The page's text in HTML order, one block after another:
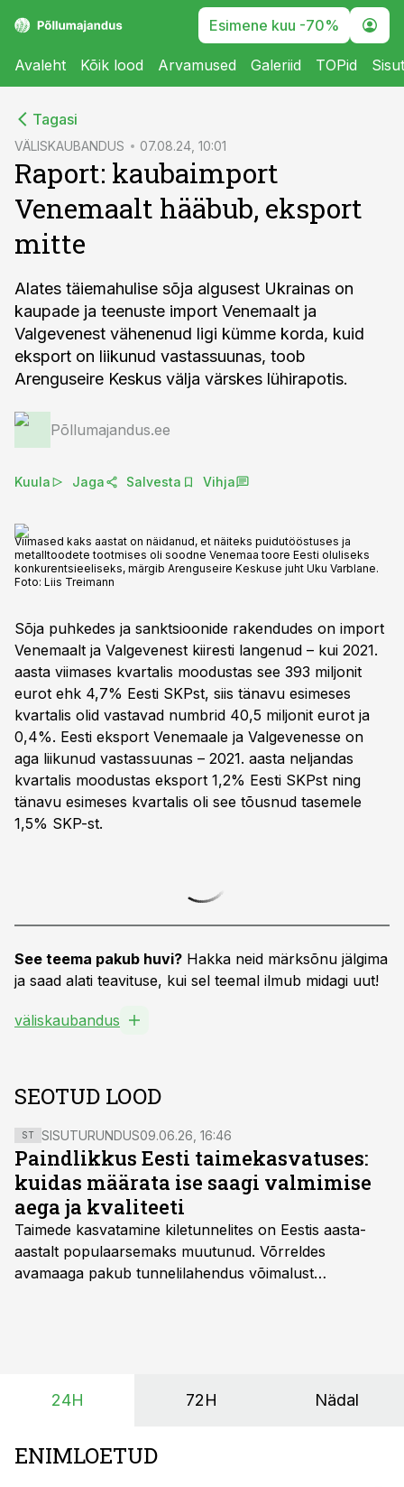
Esimene kuu -70%
Avaleht Kõik lood Arvamused Galeriid TOPid
Tagasi
VÄLISKAUBANDUS 07.08.24, 10:01
Raport: kaubaimport
Venemaalt hääbub, eksport
mitte
Alates täiemahulise sõja algusest Ukrainas on
kaupade ja teenuste import Venemaalt ja
Valgevenest vähenenud ligi kümme korda, kuid
eksport on liikunud vastassuunas, toob
Arenguseire Keskus välja värskes lühirapotis.
Põllumajandus.ee
Kuula Jaga Salvesta Vihja
Viimased kaks aastat on näidanud, et näiteks puidutööstuses ja
metalltoodete tootmises oli soodne Venemaa toore Eesti oluliseks
konkurentsieeliseks, märgib Arenguseire Keskuse juht Uku Varblane.
Foto: Liis Treimann
Sõja puhkedes ja sanktsioonide rakendudes on import
Venemaalt ja Valgevenest kiiresti langenud – kui 2021.
aasta viimases kvartalis moodustas see 393 miljonit
eurot ehk 4,7% Eesti SKPst, siis tänavu esimeses
kvartalis olid vastavad numbrid 40,5 miljonit eurot ja
0,4%. Eesti eksport Venemaale ja Valgevenesse on
aga liikunud vastassuunas – 2021. aasta neljandas
kvartalis moodustas eksport 1,2% Eesti SKPst ning
tänavu esimeses kvartalis oli see tõusnud tasemele
1,5% SKP-st.
See teema pakub huvi? Hakka neid märksõnu jälgima
ja saad alati teavituse, kui sel teemal ilmub midagi uut!
väliskaubandus
SEOTUD LOOD
ST SISUTURUNDUS09.06.26, 16:46
Paindlikkus Eesti taimekasvatuses:
kuidas määrata ise saagi valmimise
aega ja kvaliteeti
Taimede kasvatamine kiletunnelites on Eestis aasta-
aastalt populaarsemaks muutunud. Võrreldes
avamaaga pakub tunnelilahendus võimalust
24H 72H Nädal
ENIMLOETUD